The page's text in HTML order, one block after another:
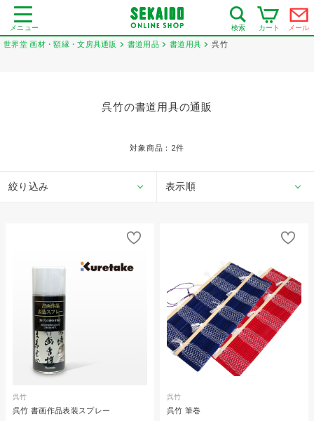
メニュー 検索 カート メール
世界堂 画材・額縁・文房具通販 書道用品 書道用具 呉竹
呉竹の書道用具の通販
対象商品： 2件
絞り込み 表示順
呉竹
呉竹 書画作品表装スプレー
呉竹
呉竹 筆巻